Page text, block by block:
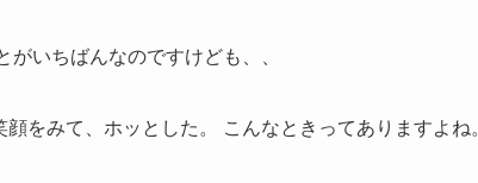
いちばんなのですけども、、
をみて、ホッとした。 こんなときってありますよね。